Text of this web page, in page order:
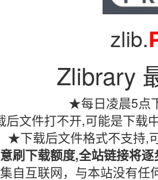
zlib.
Zlibrary
★每日凌晨5点
文件打不开,可能是下载
★下载后文件格式不支持,
刷下载额度,全站链接将
互联网，与本站没有任